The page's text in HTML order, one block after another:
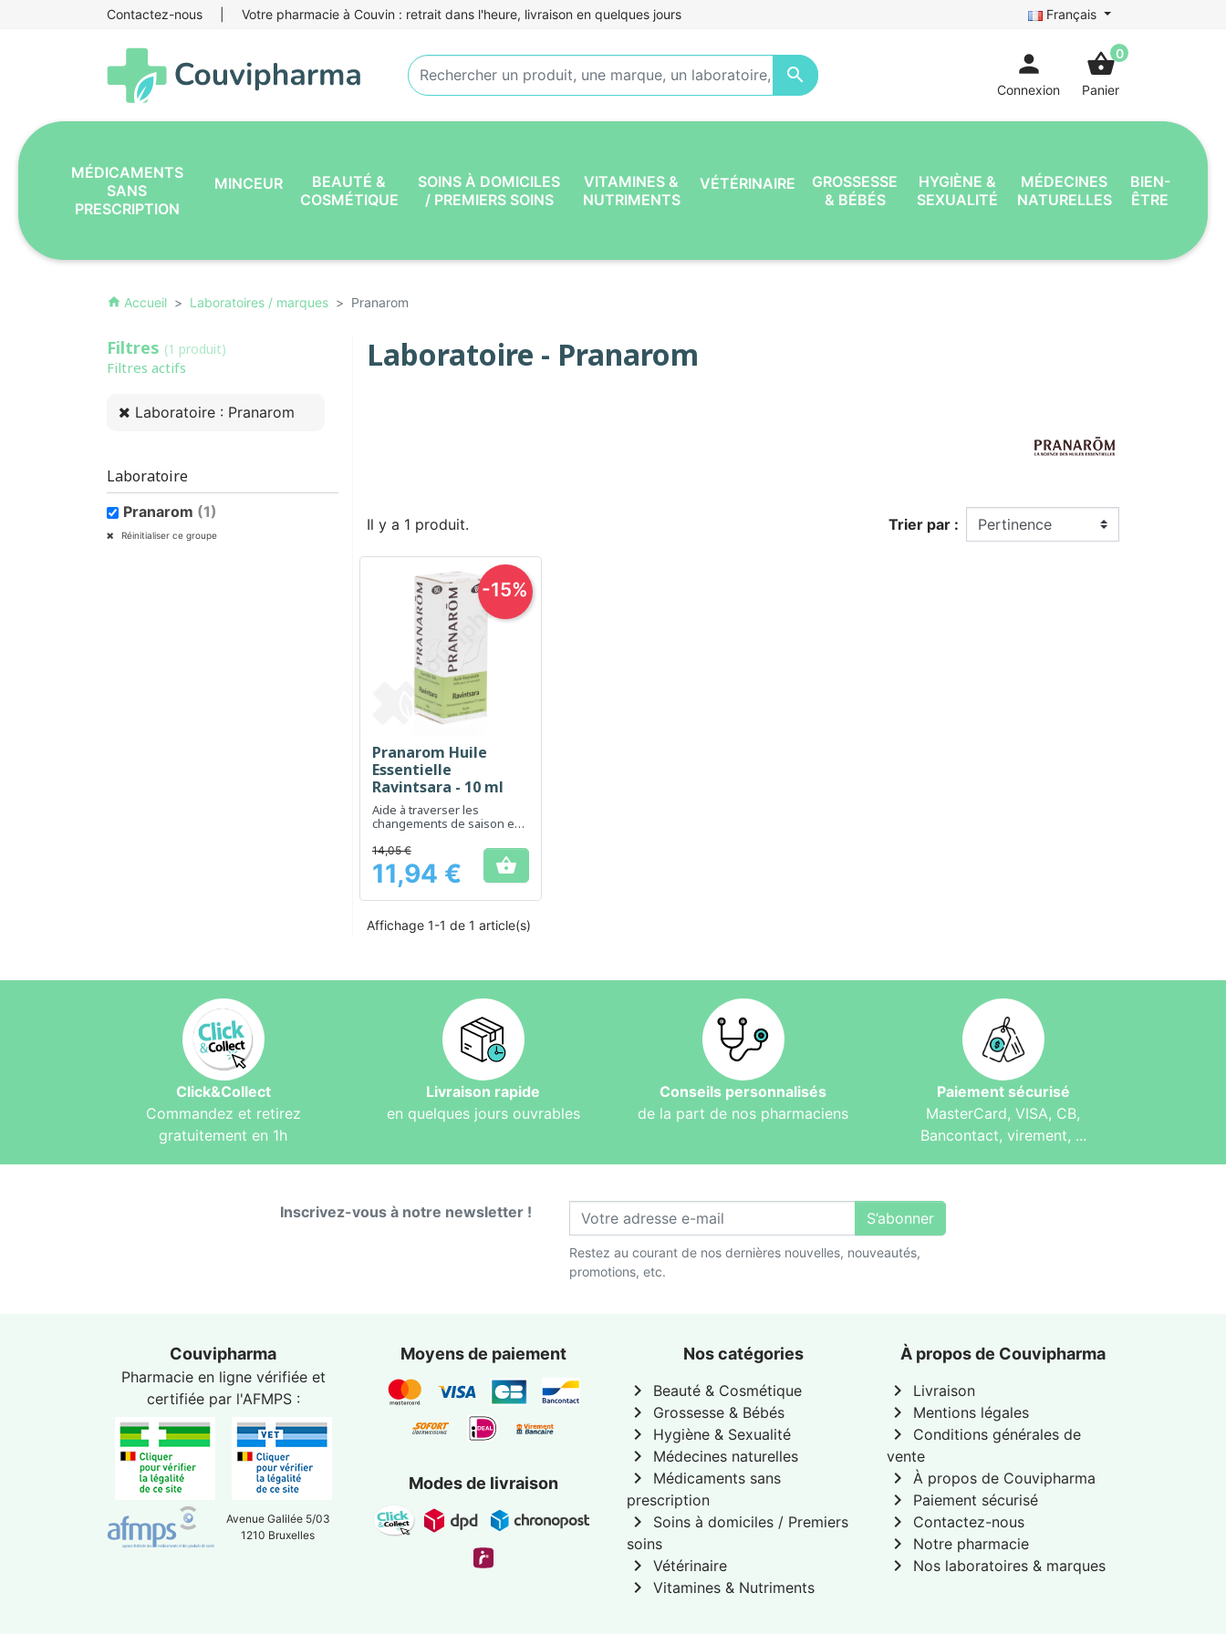
Contactez-nous Votre pharmacie à Couvin : retrait dans l'heure, livraison en quelques jours Français
 person
Connexion
shopping_basket0
Panier
MÉDICAMENTS
SANS
PRESCRIPTION
MINCEUR
BEAUTÉ &
COSMÉTIQUE
SOINS À DOMICILES
/ PREMIERS SOINS
VITAMINES &
NUTRIMENTS
VÉTÉRINAIRE
GROSSESSE
& BÉBÉS
HYGIÈNE &
SEXUALITÉ
MÉDECINES
NATURELLES
BIEN-
ÊTRE
home Accueil Laboratoires / marques Pranarom
Filtres (1 produit)
Filtres actifs
Laboratoire : Pranarom
Laboratoire
Pranarom (1)
Réinitialiser ce groupe
Laboratoire - Pranarom
Il y a 1 produit. Trier par :
Aperçu rapide
Pranarom Huile
Essentielle
Ravintsara - 10 ml
Aide à traverser les
changements de saison en
Prix
14,05 €
11,94 € 
-15%
Affichage 1-1 de 1 article(s)
Click&Collect
Commandez et retirez
gratuitement en 1h
Livraison rapide
en quelques jours ouvrables
Conseils personnalisés
de la part de nos pharmaciens
Paiement sécurisé
MasterCard, VISA, CB,
Bancontact, virement, ...
Inscrivez-vous à notre newsletter ! S’abonner
Restez au courant de nos dernières nouvelles, nouveautés,
promotions, etc.
Couvipharma
Pharmacie en ligne vérifiée et
certifiée par l'AFMPS:
Avenue Galilée 5/03
1210 Bruxelles
Moyens de paiement
Modes de livraison
Nos catégories
chevron_right Beauté & Cosmétique
chevron_right Grossesse & Bébés
chevron_right Hygiène & Sexualité
chevron_right Médecines naturelles
chevron_right
Médicaments sans
prescription
chevron_right
Soins à domiciles / Premiers
soins
chevron_right Vétérinaire
chevron_right Vitamines & Nutriments
À propos de Couvipharma
chevron_right Livraison
chevron_right Mentions légales
chevron_right
Conditions générales de
vente
chevron_right À propos de Couvipharma
chevron_right Paiement sécurisé
chevron_right Contactez-nous
chevron_right Notre pharmacie
chevron_right Nos laboratoires & marques